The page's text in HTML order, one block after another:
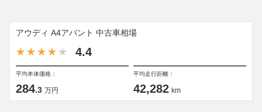
アウディ A4アバント 中古車相場
4.4
平均本体価格：
284.3 万円
平均走行距離：
42,282 km